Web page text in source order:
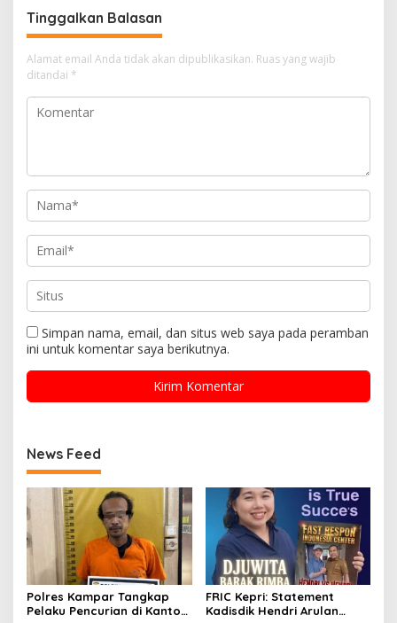
Tinggalkan Balasan
Alamat email Anda tidak akan dipublikasikan. Ruas yang wajib
ditandai *
Simpan nama, email, dan situs web saya pada peramban
ini untuk komentar saya berikutnya.
News Feed
Polres Kampar Tangkap
Pelaku Pencurian di Kantor
FRIC Kepri: Statement
Kadisdik Hendri Arulan